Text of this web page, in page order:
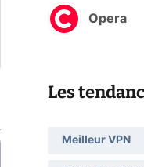
Opera
Les
Meilleur VPN